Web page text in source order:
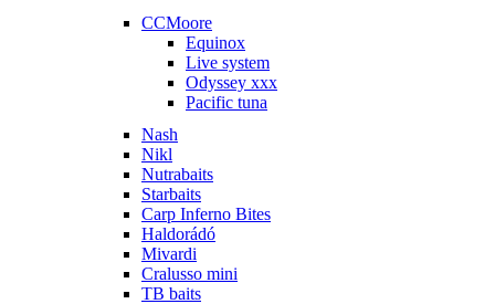
CCMoore
Equinox
Live system
Odyssey xxx
Pacific tuna
Nash
Nikl
Nutrabaits
Starbaits
Carp Inferno Bites
Haldorádó
Mivardi
Cralusso mini
TB baits